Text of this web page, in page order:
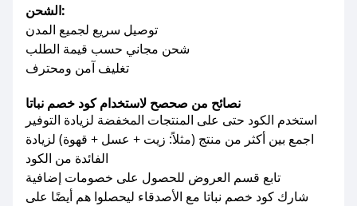
الشحن:
توصيل سريع لجميع المدن
شحن مجاني حسب قيمة الطلب
تغليف آمن ومحترف
نصائح من صحصح لاستخدام كود خصم نباتا
استخدم الكود حتى على المنتجات المخفضة لزيادة التوفير
اجمع بين أكثر من منتج (مثلاً: زيت + عسل + قهوة) لزيادة
الفائدة من الكود
تابع قسم العروض للحصول على خصومات إضافية
شارك كود خصم نباتا مع الأصدقاء ليحصلوا هم أيضًا على